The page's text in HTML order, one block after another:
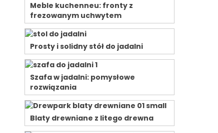
Meble kuchenneu: fronty z
frezowanym uchwytem
Prosty i solidny stół do jadalni
Szafa w jadalni: pomysłowe
rozwiązania
Blaty drewniane z litego drewna